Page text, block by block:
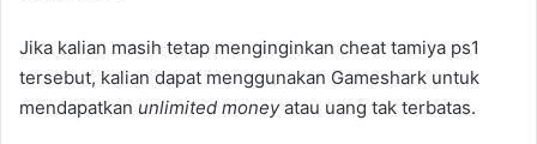
Jika kalian masih tetap menginginkan cheat tamiya ps1
tersebut, kalian dapat menggunakan Gameshark untuk
mendapatkan unlimited moneyatau uang tak terbatas.